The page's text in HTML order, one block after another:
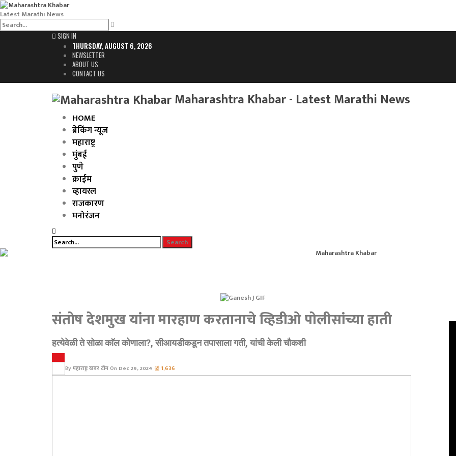
Latest Marathi News
SIGN IN
THURSDAY, AUGUST 6, 2026
NEWSLETTER
ABOUT US
CONTACT US
Maharashtra Khabar - Latest Marathi News
HOME
ब्रेकिंग न्यूज
महाराष्ट्र
मुंबई
पुणे
क्राईम
व्हायरल
राजकारण
मनोरंजन
संतोष देशमुख यांना मारहाण करतानाचे व्हिडीओ पोलीसांच्या हाती
हत्येवेळी ते सोळा काॅल कोणाला?, सीआयडीकडून तपासाला गती, यांची केली चाैकशी
Byमहाराष्ट्र खबर टीमOn Dec 29, 2024 1,636